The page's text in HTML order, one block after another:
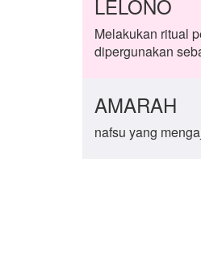
LELONO
Melakukan ritual
dipergunakan
AMARAH
nafsu yang